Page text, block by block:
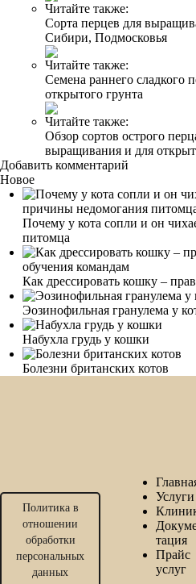
Читайте также:
Сорта перцев для
Сибири, Подмосковья
Читайте также:
Семена раннего сладкого
открытого грунта
Читайте также:
Обзор сортов острого
выращивания и для
Добавить комментарий
Новое
Почему у кота сопли и он
питомца
Как дрессировать кошку –
Эозинофильная гранулема у
Набухла грудь у кошки
Болезни британских котов
Политика в
отношении
обработки
персональных
данных
Услуги
тация
Прайс
услуг